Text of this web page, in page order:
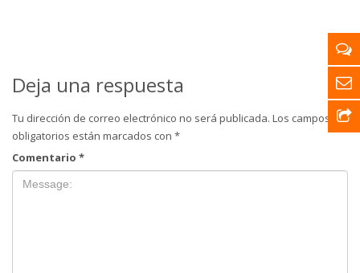
Deja una respuesta
Tu dirección de correo electrónico no será publicada. Los campos
obligatorios están marcados con *
Comentario *